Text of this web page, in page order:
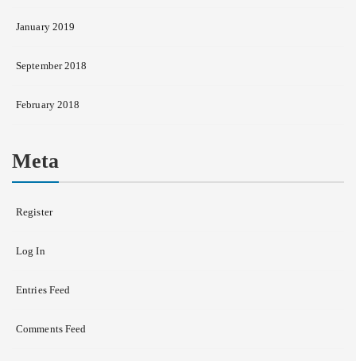
January 2019
September 2018
February 2018
Meta
Register
Log In
Entries Feed
Comments Feed